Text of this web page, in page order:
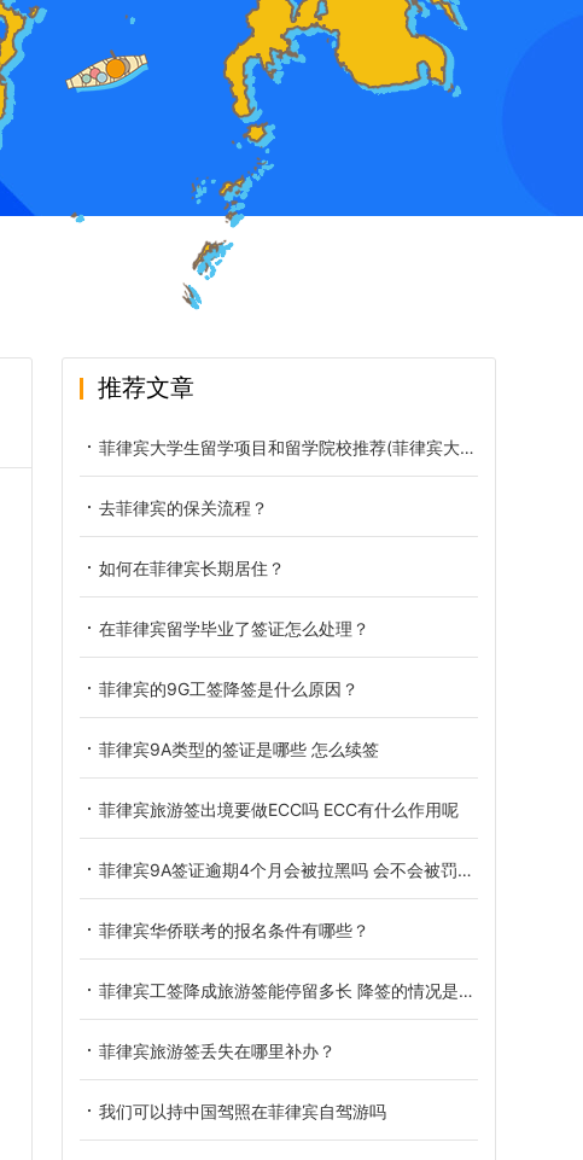
推荐文章
菲律宾大学生留学项目和留学院校推荐(菲律宾大学生留学推荐)
去菲律宾的保关流程？
如何在菲律宾长期居住？
在菲律宾留学毕业了签证怎么处理？
菲律宾的9G工签降签是什么原因？
菲律宾9A类型的签证是哪些 怎么续签
菲律宾旅游签出境要做ECC吗 ECC有什么作用呢
菲律宾9A签证逾期4个月会被拉黑吗 会不会被罚款呢
菲律宾华侨联考的报名条件有哪些？
菲律宾工签降成旅游签能停留多长 降签的情况是什么
菲律宾旅游签丢失在哪里补办？
我们可以持中国驾照在菲律宾自驾游吗